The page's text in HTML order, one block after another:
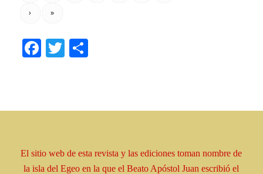
› »
Facebook
Twitter
El sitio web de esta revista y las ediciones tomannombrede
la isla del Egeo en la que el Beato ApóstolJuan escribió el